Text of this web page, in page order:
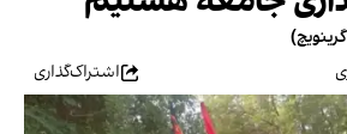
اشتراک‌گذاری